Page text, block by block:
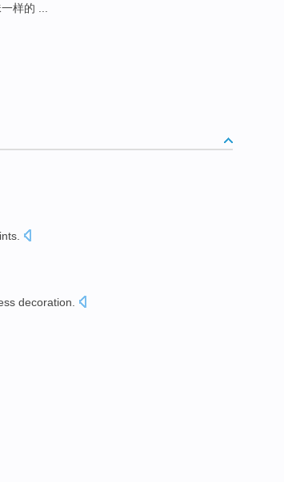
样的 ...
decoration